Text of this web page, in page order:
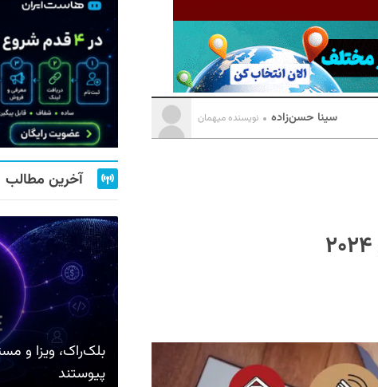
سینا حسن‌زاده نویسنده میهمان
آخرین مطالب
بلک‌راک، ویزا و
پیوستند